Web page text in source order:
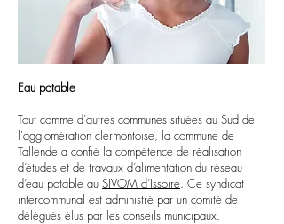
Eau potable
Tout comme d'autres communes situées au Sud de
l'agglomération clermontoise, la commune de
Tallende a confié la compétence de réalisation
d’études et de travaux d’alimentation du réseau
d’eau potable au SIVOM d’Issoire. Ce syndicat
intercommunal est administré par un comité de
délégués élus par les conseils municipaux.